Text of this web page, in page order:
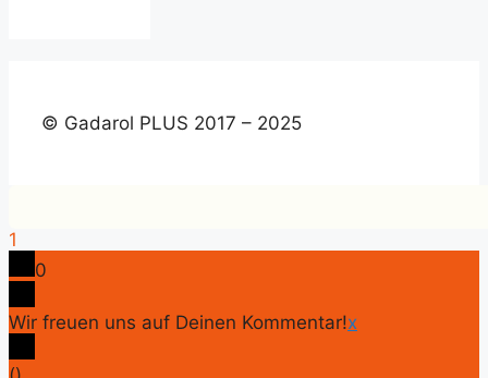
© Gadarol PLUS 2017 – 2025
1
0
Wir freuen uns auf Deinen Kommentar!x